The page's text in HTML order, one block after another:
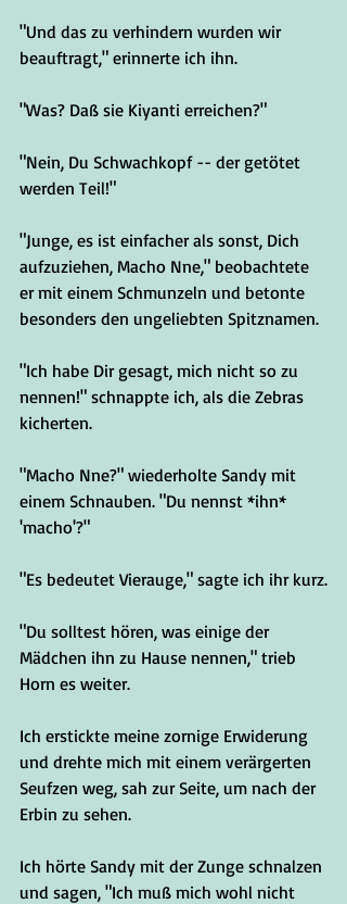
"Und das zu verhindern wurden wir
beauftragt," erinnerte ich ihn.
"Was? Daß sie Kiyanti erreichen?"
"Nein, Du Schwachkopf -- der getötet
werden Teil!"
"Junge, es ist einfacher als sonst, Dich
aufzuziehen, Macho Nne," beobachtete
er mit einem Schmunzeln und betonte
besonders den ungeliebten Spitznamen.
"Ich habe Dir gesagt, mich nicht so zu
nennen!" schnappte ich, als die Zebras
kicherten.
"Macho Nne?" wiederholte Sandy mit
einem Schnauben. "Du nennst *ihn*
'macho'?"
"Es bedeutet Vierauge," sagte ich ihr kurz.
"Du solltest hören, was einige der
Mädchen ihn zu Hause nennen," trieb
Horn es weiter.
Ich erstickte meine zornige Erwiderung
und drehte mich mit einem verärgerten
Seufzen weg, sah zur Seite, um nach der
Erbin zu sehen.
Ich hörte Sandy mit der Zunge schnalzen
und sagen, "Ich muß mich wohl nicht